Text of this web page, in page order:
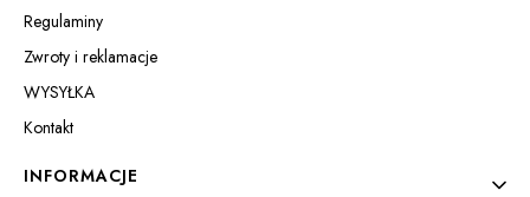
Regulaminy
Zwroty i reklamacje
WYSYŁKA
Kontakt
INFORMACJE